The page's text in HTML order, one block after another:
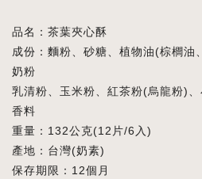
品名：茶葉夾心酥
成份：麵粉、砂糖、植物油(棕櫚油
奶粉
乳清粉、玉米粉、紅茶粉(烏龍粉)
香料
重量：132公克(12片/6入)
產地：台灣(奶素)
保存期限：12個月